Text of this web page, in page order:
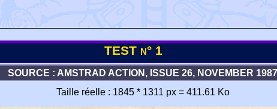
TEST n° 1
SOURCE : AMSTRAD ACTION, ISSUE 26, NOVEMBER 1987
Taille réelle : 1845 * 1311 px = 411.61 Ko